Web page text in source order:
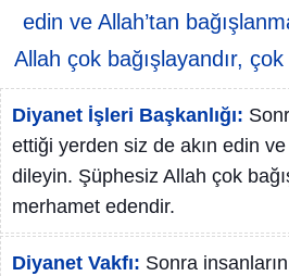
edin ve Allah’tan
Allah çok bağışlayandır,
Diyanet İşleri Başkanlığı:
ettiği yerden siz de akın edin ve
dileyin. Şüphesiz Allah çok
merhamet edendir.
Diyanet Vakfı: Sonra